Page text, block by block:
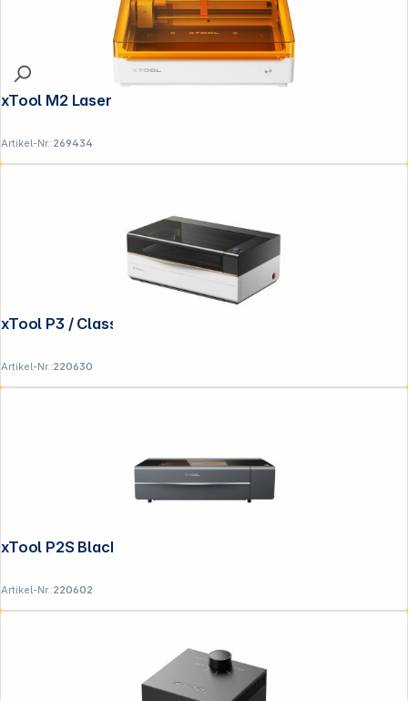
xTool M2 Lasergravierer 20W
Artikel-Nr.:269434
xTool P3 / Class 1 + 4
Artikel-Nr.:220630
xTool P2S Black / Class 4
Artikel-Nr.:220602